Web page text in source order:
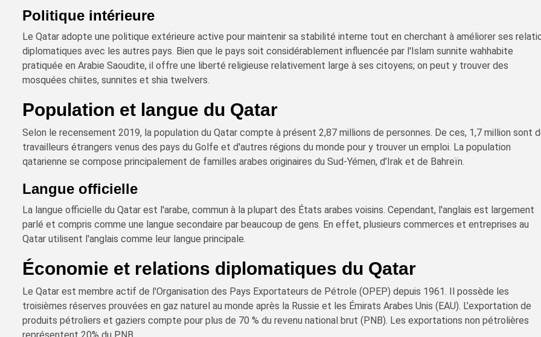
Politique intérieure
Le Qatar adopte une politique extérieure active pour maintenir sa stabilité interne tout en cherchant à améliorer ses
diplomatiques avec les autres pays. Bien que le pays soit considérablement influencée par l'Islam sunnite wahhabite
pratiquée en Arabie Saoudite, il offre une liberté religieuse relativement large à ses citoyens; on peut y trouver des
mosquées chiites, sunnites et shia twelvers.
Population et langue du Qatar
Selon le recensement 2019, la population du Qatar compte à présent 2,87 millions de personnes. De ces, 1,7 million sont
travailleurs étrangers venus des pays du Golfe et d'autres régions du monde pour y trouver un emploi. La population
qatarienne se compose principalement de familles arabes originaires du Sud-Yémen, d’Irak et de Bahreïn.
Langue officielle
La langue officielle du Qatar est l'arabe, commun à la plupart des États arabes voisins. Cependant, l'anglais est largement
parlé et compris comme une langue secondaire par beaucoup de gens. En effet, plusieurs commerces et entreprises au
Qatar utilisent l'anglais comme leur langue principale.
Économie et relations diplomatiques du Qatar
Le Qatar est membre actif de l'Organisation des Pays Exportateurs de Pétrole (OPEP) depuis 1961. Il possède les
troisièmes réserves prouvées en gaz naturel au monde après la Russie et les Émirats Arabes Unis (EAU). L’exportation de
produits pétroliers et gaziers compte pour plus de 70 % du revenu national brut (PNB). Les exportations non pétrolières